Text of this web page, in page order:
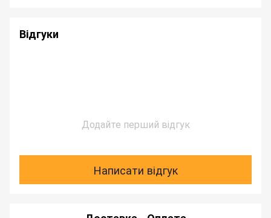
Відгуки
Додайте перший відгук
Написати відгук